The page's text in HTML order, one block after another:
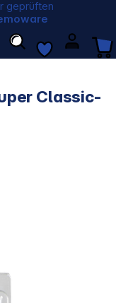
geprüften
Classic-